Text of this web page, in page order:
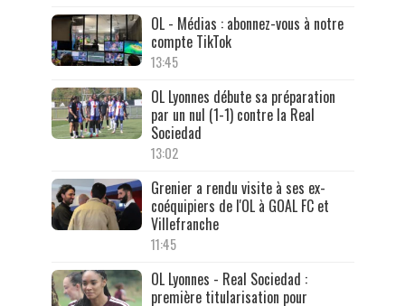
OL - Médias : abonnez-vous à notre
compte TikTok
13:45
OL Lyonnes débute sa préparation
par un nul (1-1) contre la Real
Sociedad
13:02
Grenier a rendu visite à ses ex-
coéquipiers de l'OL à GOAL FC et
Villefranche
11:45
OL Lyonnes - Real Sociedad :
première titularisation pour